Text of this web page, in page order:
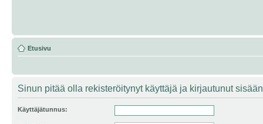
Etusivu
Sinun pitää olla rekisteröitynyt käyttäjä ja kirjautunut
Käyttäjätunnus: